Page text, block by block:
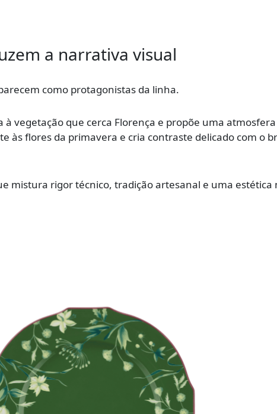
a narrativa visual
como protagonistas da linha.
à vegetação que cerca Florença e propõe uma
às flores da primavera e cria contraste delicado com o
mistura rigor técnico, tradição artesanal e uma estética